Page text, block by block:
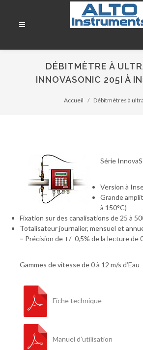
DÉBITMÈTRE À
INNOVASONIC 205I À
Accueil Débitmètres à
Série
Version à
Grande
à 150°C)
Fixation sur des canalisations de 25 à
Totalisateur journalier, mensuel et
– Précision de +/- 0,5% de la lecture de
Gammes de vitesse de 0 à 12 m/s d’Eau
Fiche technique
Manuel d’utilisation